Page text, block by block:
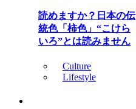
読めますか？日本の伝
統色「柿色」“こけら
いろ”とは読みません
Culture
Lifestyle